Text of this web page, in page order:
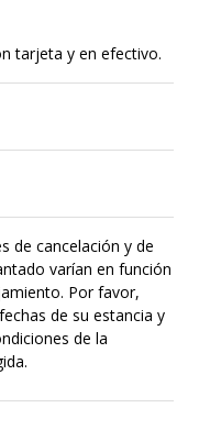
tarjeta y en efectivo.
de cancelación y de
varían en función
Por favor,
de su estancia y
de la